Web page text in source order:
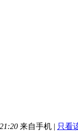
来自手机 | 只看